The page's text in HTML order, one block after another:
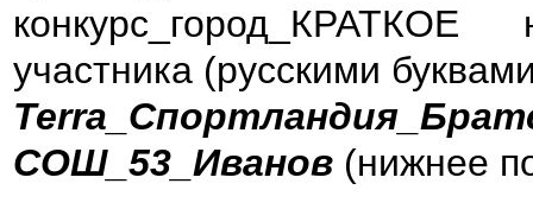
конкурс_город_КРАТКОЕ
участника (русскими
СОШ_53_Иванов (нижнее